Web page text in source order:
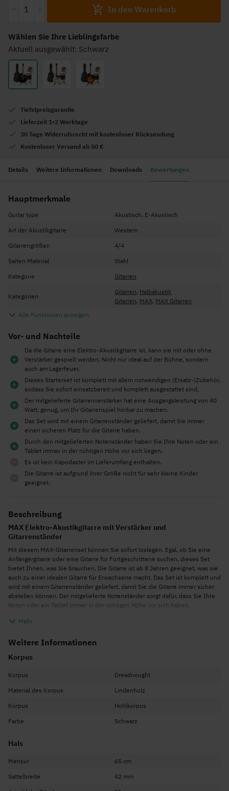
In den Warenkorb
Wählen Sie Ihre Lieblingsfarbe
Aktuell ausgewählt: Schwarz
Tiefstpreisgarantie
Lieferzeit 1-2 Werktage
30 Tage Widerrufsrecht mit kostenloser Rücksendung
Kostenloser Versand ab 50 €
Details Weitere Informationen Downloads Bewertungen
Beschreibung
MAX Elektro-Akustikgitarre mit Verstärker und
Gitarrenständer
Mit diesem MAX-Gitarrenset können Sie sofort loslegen. Egal, ob Sie eine
Anfängergitarre oder eine Gitarre für Fortgeschrittene suchen, dieses Set
bietet Ihnen, was Sie brauchen. Die Gitarre ist ab 8 Jahren geeignet, was sie
auch zu einer idealen Gitarre für Erwachsene macht. Das Set ist komplett und
wird mit einem Gitarrenständer geliefert, damit Sie die Gitarre immer sicher
abstellen können. Der mitgelieferte Notenständer sorgt dafür, dass Sie Ihre
Noten oder ein Tablet immer in der richtigen Höhe vor sich haben.
Gitarre
Westerngitarre. In fast allen modernen Musikstilen finden Sie dieses Modell
für professionelle Gitarristen und wird u. a. oft als Begleitinstrument für
Akustikgitarre handelt, können Sie sie ohne und mit einem Verstärker
spielen. Auf diese Weise können Sie den Klang durch den Gitarrenverstärker
können Sie das Instrument überall spielen. Diese Gitarre kann am Lagerfeuer
Stimmmechaniken ist diese Gitarre auch eine schön anzusehende Gitarre
Mehr
Weitere Informationen
Korpus
Korpus
Dreadnought
Material des Korpus
Lindenholz
Korpus
Hohlkorpus
Farbe
Schwarz
Hals
Mensur
65 cm
Sattelbreite
42 mm
Hauptmerkmale
Guitar type
Akustisch, E-Akustisch
Art der Akustikgitarre
Western
Gitarrengrößen
4/4
Saiten Material
Stahl
Kategorie
Gitarren
Kategorien
Gitarren, Halbakustik
Gitarren, MAX, MAX Gitarren
Alle Funktionen anzeigen
Vor- und Nachteile
Da die Gitarre eine Elektro-Akustikgitarre ist, kann sie mit oder ohne
Verstärker gespielt werden. Nicht nur ideal auf der Bühne, sondern
auch am Lagerfeuer.
Dieses Starterset ist komplett mit allem notwendigen (Ersatz-)Zubehör,
sodass Sie sofort einsatzbereit und komplett ausgestattet sind.
Der mitgelieferte Gitarrenverstärker hat eine Ausgangsleistung von 40
Watt, genug, um Ihr Gitarrenspiel hörbar zu machen.
Das Set wird mit einem Gitarrenständer geliefert, damit Sie immer
einen sicheren Platz für die Gitarre haben.
Durch den mitgelieferten Notenständer haben Sie Ihre Noten oder ein
Tablet immer in der richtigen Höhe vor sich liegen.
Es ist kein Kapodaster im Lieferumfang enthalten.
Die Gitarre ist aufgrund ihrer Größe nicht für sehr kleine Kinder
geeignet.